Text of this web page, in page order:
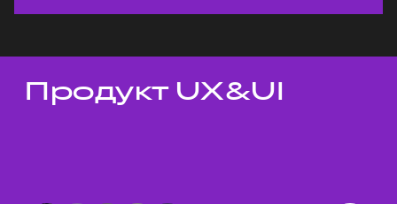
Темы докладов
Продукт UX&UI